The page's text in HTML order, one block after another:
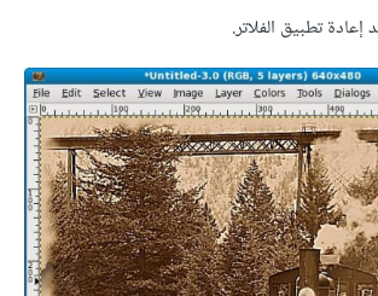
تطبيق الفلاتر.